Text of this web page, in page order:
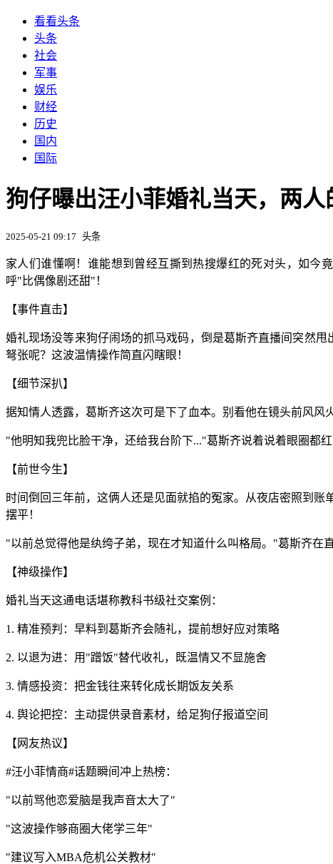
看看头条
头条
社会
军事
娱乐
财经
历史
国内
国际
狗仔曝出汪小菲婚礼当天，两
2025-05-21 09:17 头条
家人们谁懂啊！谁能想到曾经互撕到热搜爆红的死对头，如今
呼"比偶像剧还甜"！
【事件直击】
婚礼现场没等来狗仔闹场的抓马戏码，倒是葛斯齐直播间突然
弩张呢？这波温情操作简直闪瞎眼！
【细节深扒】
据知情人透露，葛斯齐这次可是下了血本。别看他在镜头前风风
"他明知我兜比脸干净，还给我台阶下..."葛斯齐说着说着眼圈都
【前世今生】
时间倒回三年前，这俩人还是见面就掐的冤家。从夜店密照到
摆平！
"以前总觉得他是纨绔子弟，现在才知道什么叫格局。"葛斯齐在
【神级操作】
婚礼当天这通电话堪称教科书级社交案例：
1. 精准预判：早料到葛斯齐会随礼，提前想好应对策略
2. 以退为进：用"蹭饭"替代收礼，既温情又不显施舍
3. 情感投资：把金钱往来转化成长期饭友关系
4. 舆论把控：主动提供录音素材，给足狗仔报道空间
【网友热议】
#汪小菲情商#话题瞬间冲上热榜：
"以前骂他恋爱脑是我声音太大了"
"这波操作够商圈大佬学三年"
"建议写入MBA危机公关教材"